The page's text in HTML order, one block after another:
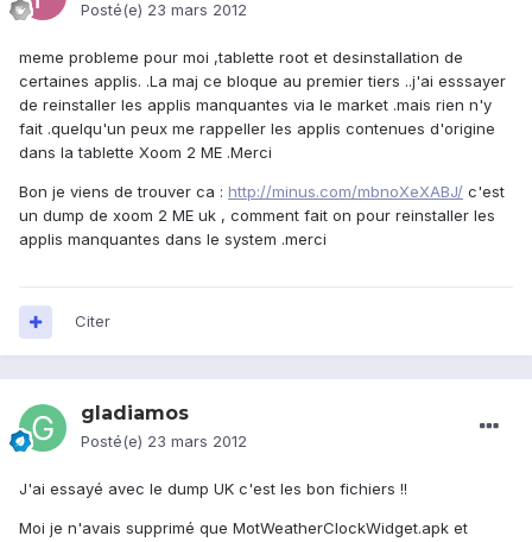
Posté(e) 23 mars 2012
meme probleme pour moi ,tablette root et desinstallation de
certaines applis. .La maj ce bloque au premier tiers ..j'ai esssayer
de reinstaller les applis manquantes via le market .mais rien n'y
fait .quelqu'un peux me rappeller les applis contenues d'origine
dans la tablette Xoom 2 ME .Merci
Bon je viens de trouver ca : http://minus.com/mbnoXeXABJ/ c'est
un dump de xoom 2 ME uk , comment fait on pour reinstaller les
applis manquantes dans le system .merci
Citer
gladiamos
Posté(e) 23 mars 2012
J'ai essayé avec le dump UK c'est les bon fichiers !!
Moi je n'avais supprimé que MotWeatherClockWidget.apk et